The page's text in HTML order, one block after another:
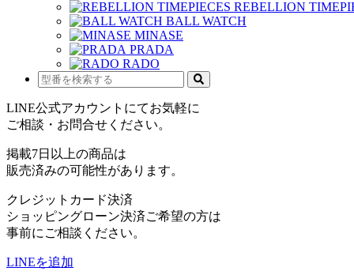
REBELLION
BALL WATCH
MINASE
PRADA
RADO
LINE公式アカウントにてお気軽に
ご相談・お問合せください。
掲載7日以上の商品は
販売済みの可能性があります。
クレジットカード決済
ショッピングローン決済ご希望の方は
事前にご相談ください。
LINEを追加